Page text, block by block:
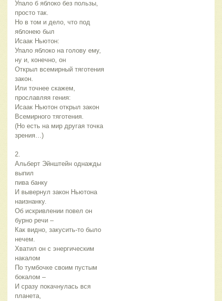
Упало б яблоко без пользы,
просто так.
Но в том и дело, что под
яблонею был
Исаак Ньютон:
Упало яблоко на голову ему,
ну и, конечно, он
Открыл всемирный тяготения
закон.
Или точнее скажем,
прославляя гения:
Исаак Ньютон открыл закон
Всемирного тяготения.
(Но есть на мир другая точка
зрения…)
2.
Альберт Эйнштейн однажды
выпил
пива банку
И вывернул закон Ньютона
наизнанку.
Об искривлении повел он
бурно речи –
Как видно, закусить-то было
нечем.
Хватил он с энергическим
накалом
По тумбочке своим пустым
бокалом –
И сразу покачнулась вся
планета,